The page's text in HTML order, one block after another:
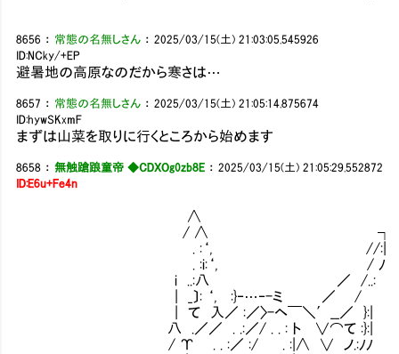
8656 ： 常態の名無しさん ：2025/03/15(土) 21:03:05.545926
ID:NCky/+EP
避暑地の高原なのだから寒さは…
8657 ： 常態の名無しさん ：2025/03/15(土) 21:05:14.875674
ID:hywSKxmF
まずは山菜を取りに行くところから始めます
8658 ：無触蹌踉童帝 ◆CDXOg0zb8E ：2025/03/15(土) 21:05:29.552872
ID:E6u+Fe4n
∧
/ ∧ ┐
. :‘, //:|
. :i:‘, / ﾉ
i ..:八 ／ /..:
| _〕: ‘, :}‐…‐-ミ ／ /
| て 入／ :／〉-ヘ￣＼′__／ }:|
八 .／／ . .:／/ . . : ト ∨⌒て :}:|
/ Υ . . :／ :/ . :|∧ ∨ ノ.:ﾉﾉ